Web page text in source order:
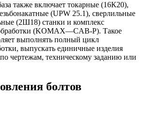
также включает токарные (16К20),
(UPW 25.1), сверлильные
(2Ш18) станки и комплекс
(KOMAX—CAB-Р). Такое
выполнять полный цикл
выпускать единичные изделия
чертежам, техническому заданию или
болтов